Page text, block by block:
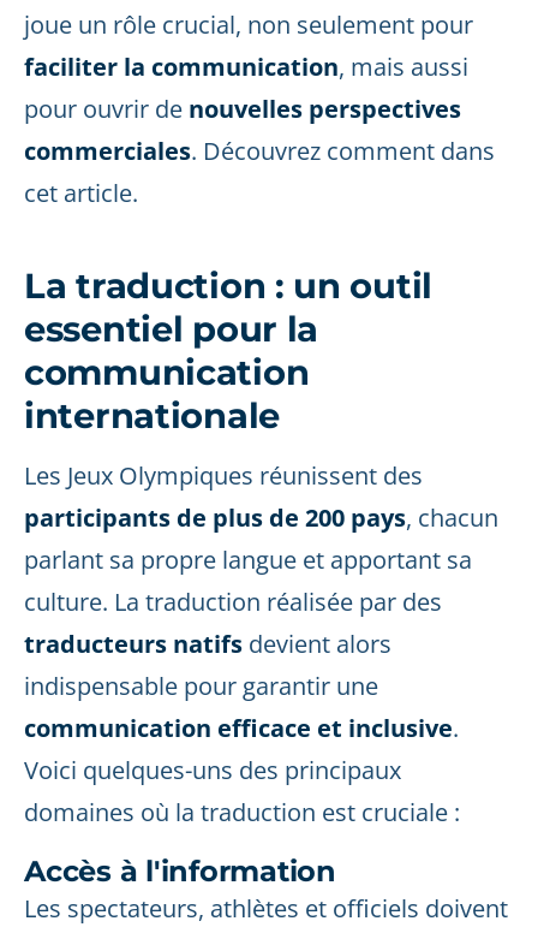
joue un rôle crucial, non seulement pour
faciliter la communication, mais aussi
pour ouvrir de nouvelles perspectives
commerciales. Découvrez comment dans
cet article.
La traduction : un outil
essentiel pour la
communication
internationale
Les Jeux Olympiques réunissent des
participants de plus de 200 pays, chacun
parlant sa propre langue et apportant sa
culture. La traduction réalisée par des
traducteurs natifs devient alors
indispensable pour garantir une
communication efficace et inclusive.
Voici quelques-uns des principaux
domaines où la traduction est cruciale :
Accès à l'information
Les spectateurs, athlètes et officiels doivent